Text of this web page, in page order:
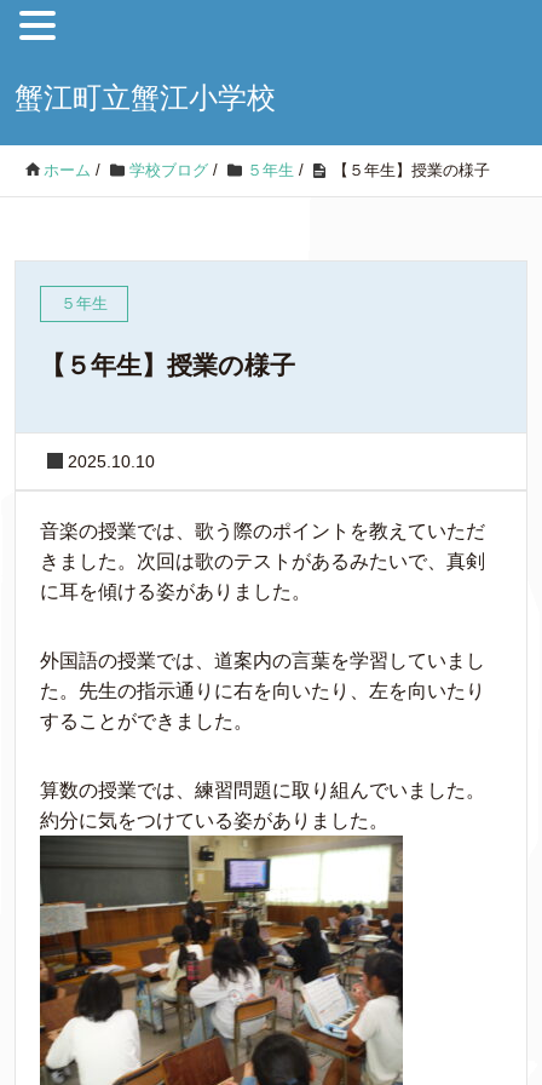
蟹江町立蟹江小学校
ホーム / 学校ブログ / ５年生 / 【５年生】授業の様子
５年生
【５年生】授業の様子
2025.10.10
音楽の授業では、歌う際のポイントを教えていただ
きました。次回は歌のテストがあるみたいで、真剣
に耳を傾ける姿がありました。
外国語の授業では、道案内の言葉を学習していまし
た。先生の指示通りに右を向いたり、左を向いたり
することができました。
算数の授業では、練習問題に取り組んでいました。
約分に気をつけている姿がありました。